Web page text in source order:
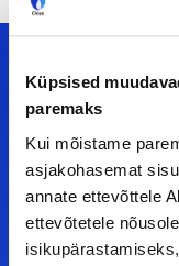
Küpsised
paremaks
Kui mõistame
asjakohasemat
annate ettevõttele
ettevõtetele
kursis
ettepanekuid